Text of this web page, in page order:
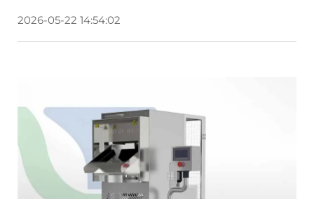
2026-05-22 14:54:02